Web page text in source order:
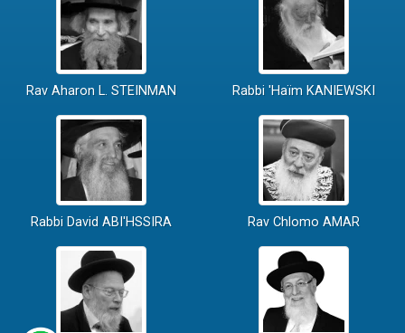
Rav Aharon L. STEINMAN Rabbi 'Haïm KANIEWSKI
Rabbi David ABI'HSSIRA Rav Chlomo AMAR